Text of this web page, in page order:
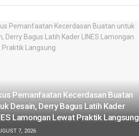
Pemanfaatan Kecerdasan Buatan
Desain, Derry Bagus Latih Kader
Lamongan Lewat Praktik Langsung
7, 2026